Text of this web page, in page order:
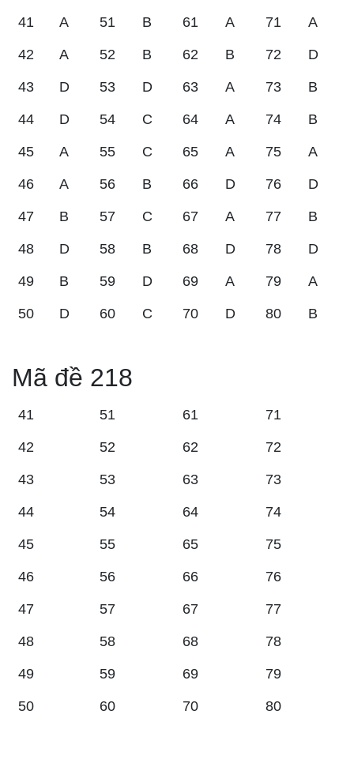
41 A 51 B 61 A 71 A
42 A 52 B 62 B 72 D
43 D 53 D 63 A 73 B
44 D 54 C 64 A 74 B
45 A 55 C 65 A 75 A
46 A 56 B 66 D 76 D
47 B 57 C 67 A 77 B
48 D 58 B 68 D 78 D
49 B 59 D 69 A 79 A
50 D 60 C 70 D 80 B
Mã đề 218
41 51 61 71
42 52 62 72
43 53 63 73
44 54 64 74
45 55 65 75
46 56 66 76
47 57 67 77
48 58 68 78
49 59 69 79
50 60 70 80